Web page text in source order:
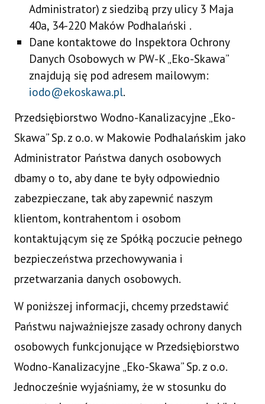
Administrator) z siedzibą przy ulicy 3 Maja
40a, 34-220 Maków Podhalański .
Dane kontaktowe do Inspektora Ochrony
Danych Osobowych w PW-K „Eko-Skawa”
znajdują się pod adresem mailowym:
iodo@ekoskawa.pl.
Przedsiębiorstwo Wodno-Kanalizacyjne „Eko-
Skawa” Sp. z o.o. w Makowie Podhalańskim jako
Administrator Państwa danych osobowych
dbamy o to, aby dane te były odpowiednio
zabezpieczane, tak aby zapewnić naszym
klientom, kontrahentom i osobom
kontaktującym się ze Spółką poczucie pełnego
bezpieczeństwa przechowywania i
przetwarzania danych osobowych.
W poniższej informacji, chcemy przedstawić
Państwu najważniejsze zasady ochrony danych
osobowych funkcjonujące w Przedsiębiorstwo
Wodno-Kanalizacyjne „Eko-Skawa” Sp. z o.o.
Jednocześnie wyjaśniamy, że w stosunku do